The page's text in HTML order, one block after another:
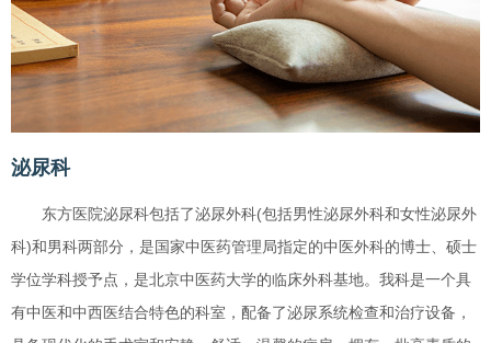
泌尿科
东方医院泌尿科包括了泌尿外科(包括男性泌尿外科和女性泌尿外
科)和男科两部分，是国家中医药管理局指定的中医外科的博士、硕士
学位学科授予点，是北京中医药大学的临床外科基地。我科是一个具
有中医和中西医结合特色的科室，配备了泌尿系统检查和治疗设备，